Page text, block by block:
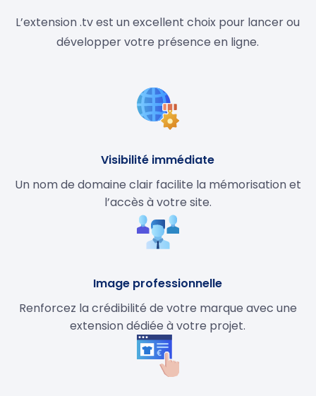
L’extension .tv est un excellent choix pour lancer ou
développer votre présence en ligne.
Visibilité immédiate
Un nom de domaine clair facilite la mémorisation et
l’accès à votre site.
Image professionnelle
Renforcez la crédibilité de votre marque avec une
extension dédiée à votre projet.